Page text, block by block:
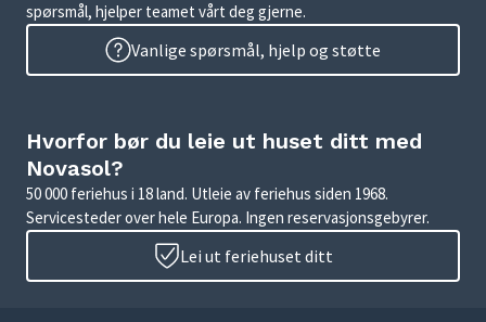
spørsmål, hjelper teamet vårt deg gjerne.
Vanlige spørsmål, hjelp og støtte
Hvorfor bør du leie ut huset ditt med
Novasol?
50 000 feriehus i 18 land. Utleie av feriehus siden 1968.
Servicesteder over hele Europa. Ingen reservasjonsgebyrer.
Lei ut feriehuset ditt